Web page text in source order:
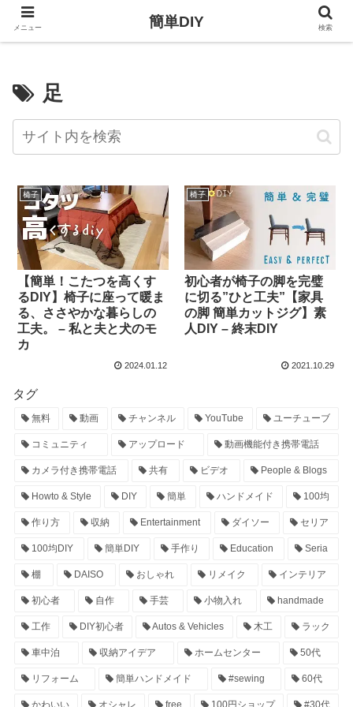
足
椅子
【簡単！こたつを高くす
るDIY】椅子に座って暖ま
る、ささやかな暮らしの
工夫。 – 私と夫と犬のモ
カ
2024.01.12
椅子
初心者が椅子の脚を完璧
に切る”ひと工夫”【家具
の脚 簡単カットジグ】素
人DIY – 終末DIY
2021.10.29
タグ
無料 動画 チャンネル YouTube ユーチューブ
コミュニティ アップロード 動画機能付き携帯電話
カメラ付き携帯電話 共有 ビデオ People & Blogs
Howto & Style DIY 簡単 ハンドメイド 100均
作り方 収納 Entertainment ダイソー セリア
100均DIY 簡単DIY 手作り Education Seria
棚 DAISO おしゃれ リメイク インテリア
初心者 自作 手芸 小物入れ handmade
工作 DIY初心者 Autos & Vehicles 木工 ラック
車中泊 収納アイデア ホームセンター 50代
リフォーム 簡単ハンドメイド #sewing 60代
かわいい オシャレ free 100円ショップ #30代
メニュー 簡単DIY 検索